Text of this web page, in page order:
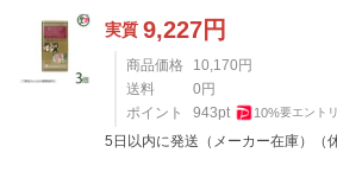
実質 9,227円
商品価格 10,170円
送料
0円
ポイント
943pt 10%要エント
5日以内に発送（メーカー在庫）（